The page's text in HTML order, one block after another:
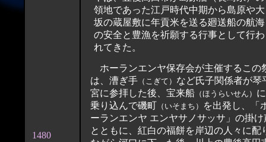
1480
領地であった江戸時代中期から島原や大
坂の蔵屋敷に年貢米を送る廻送船の航海
の安全と豊漁を祈願する行事として行わ
れてきた。
ホーランエンヤ保存会が主催するこの
は、漕ぎ手 （こぎて） など氏子関係者が琴
宮に参拝した後、宝来船 （ほうらいせん） に
乗り込んで磯町 （いそまち）
を出発し、「
ーランエンヤ エンヤサノサッサ」の掛け声
とともに、紅白の福餅を岸辺の人々に配